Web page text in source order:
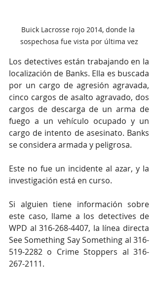
Buick Lacrosse rojo 2014, donde la
sospechosa fue vista por última vez
Los detectives están trabajando en la
localización de Banks. Ella es buscada
por un cargo de agresión agravada,
cinco cargos de asalto agravado, dos
cargos de descarga de un arma de
fuego a un vehículo ocupado y un
cargo de intento de asesinato. Banks
se considera armada y peligrosa.
Este no fue un incidente al azar, y la
investigación está en curso.
Si alguien tiene información sobre
este caso, llame a los detectives de
WPD al 316-268-4407, la línea directa
See Something Say Something al 316-
519-2282 o Crime Stoppers al 316-
267-2111.